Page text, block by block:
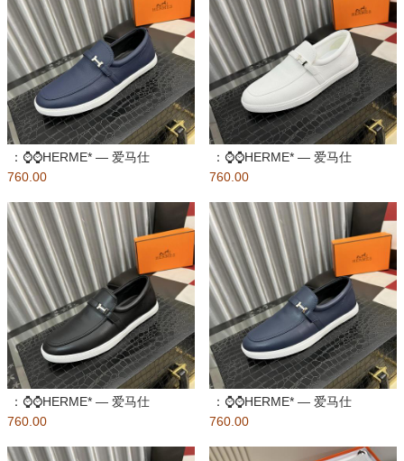
：⌚️⌚️HERME* — 爱马仕
Bouncing运动鞋，男
760.00
：⌚️⌚️HERME* — 爱马仕
Bouncing运动鞋，男
760.00
：⌚️⌚️HERME* — 爱马仕
Bouncing运动鞋，男
760.00
：⌚️⌚️HERME* — 爱马仕
Bouncing运动鞋，男
760.00